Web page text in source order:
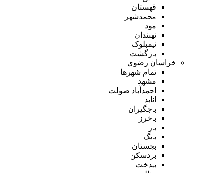
قهستان
محمدشهر
مود
نهبندان
نیمبلوک
بازگشت
خراسان رضوی
تمام شهر‌ها
مشهد
احمدآباد صولت
انابد
باجگیران
باخرز
بار
بایگ
بجستان
بردسکن
بیدخت